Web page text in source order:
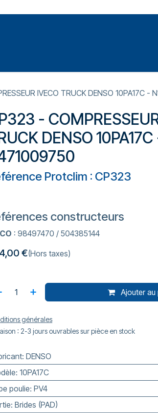
IVECO TRUCK DENSO 10PA17C -
-
DENSO 10PA17C
Protclim : CP323
constructeurs
: 98497470 / 504385144
€(Hors taxes)
Ajouter au
générales
: 2-3 jours ouvrables sur pièce en stock
: DENSO
: 10PA17C
poulie: PV4
: Brides (PAD)